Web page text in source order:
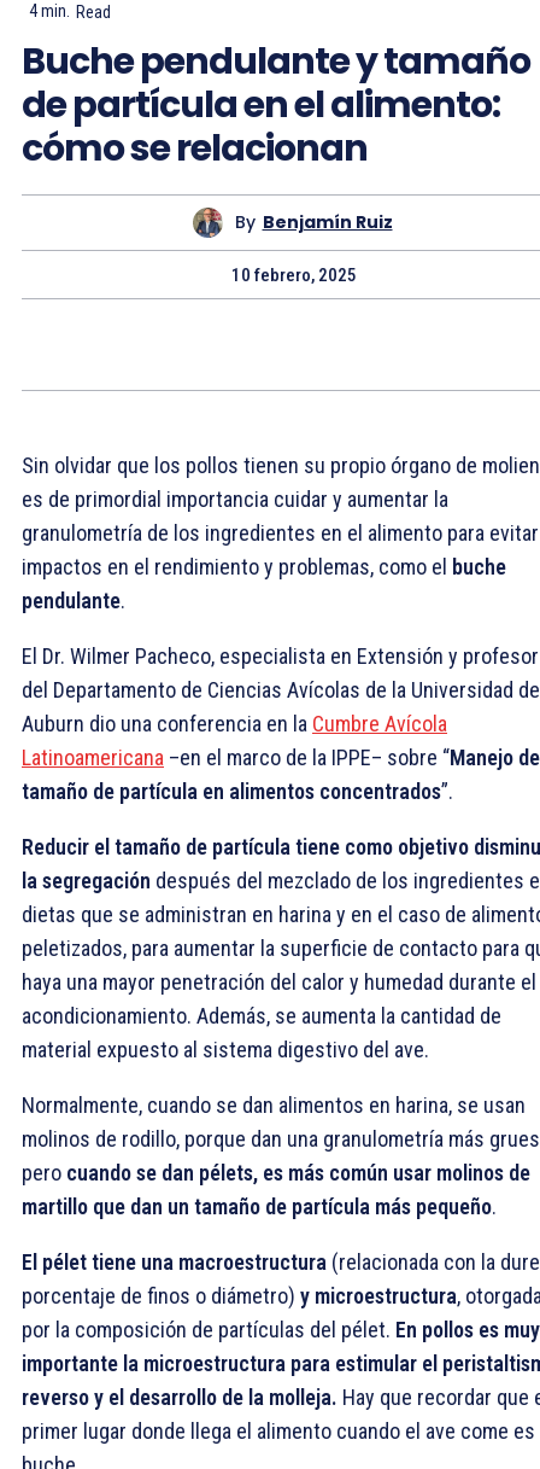
4min. Read
Buche pendulante y tamaño
de partícula en el alimento:
cómo se relacionan
By Benjamín Ruiz
10 febrero, 2025
Sin olvidar que los pollos tienen su propio órgano de
es de primordial importancia cuidar y aumentar la
granulometría de los ingredientes en el alimento para evitar
impactos en el rendimiento y problemas, como el buche
pendulante.
El Dr. Wilmer Pacheco, especialista en Extensión y profesor
del Departamento de Ciencias Avícolas de la Universidad de
Auburn dio una conferencia en la Cumbre Avícola
Latinoamericana –en el marco de la IPPE– sobre “Manejo
tamaño de partícula en alimentos concentrados”.
Reducir el tamaño de partícula tiene como objetivo
la segregación después del mezclado de los ingredientes
dietas que se administran en harina y en el caso de
peletizados, para aumentar la superficie de contacto para
haya una mayor penetración del calor y humedad durante el
acondicionamiento. Además, se aumenta la cantidad de
material expuesto al sistema digestivo del ave.
Normalmente, cuando se dan alimentos en harina, se usan
molinos de rodillo, porque dan una granulometría más
pero cuando se dan pélets, es más común usar molinos de
martillo que dan un tamaño de partícula más pequeño.
El pélet tiene una macroestructura (relacionada con la
porcentaje de finos o diámetro) y microestructura,
por la composición de partículas del pélet. En pollos es muy
importante la microestructura para estimular el
reverso y el desarrollo de la molleja. Hay que recordar que
primer lugar donde llega el alimento cuando el ave come es